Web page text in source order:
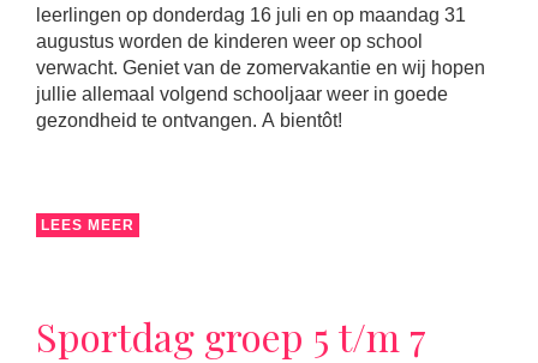
leerlingen op donderdag 16 juli en op maandag 31
augustus worden de kinderen weer op school
verwacht. Geniet van de zomervakantie en wij hopen
jullie allemaal volgend schooljaar weer in goede
gezondheid te ontvangen. A bientôt!
LEES MEER
Sportdag groep 5 t/m 7